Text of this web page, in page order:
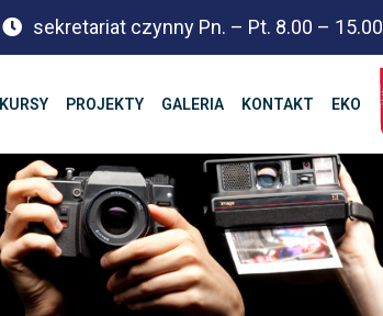
sekretariat czynny Pn. – Pt. 8.00 – 15.00
KURSY PROJEKTY GALERIA KONTAKT EKO